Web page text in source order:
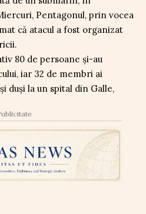
Pentagonul, prin vocea
că atacul a fost organizat
80 de persoane și-au
iar 32 de membri ai
duși la un spital din Galle,